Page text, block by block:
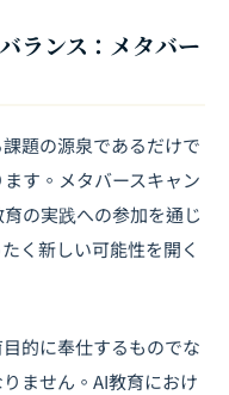
ランス：メタバー
題の源泉であるだけで
す。 メタバースキャン
の実践への参加を通じ
く新しい可能性を開く
的に奉仕するものでな
ません。AI教育におけ